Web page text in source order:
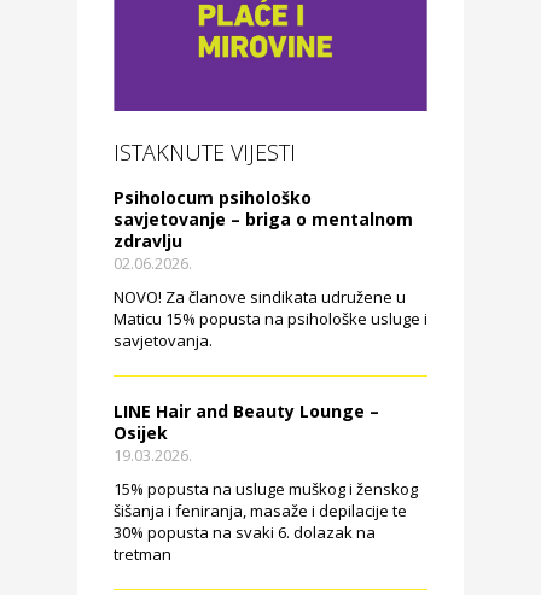
ISTAKNUTE VIJESTI
Psiholocum psihološko
savjetovanje – briga o mentalnom
zdravlju
02.06.2026.
NOVO! Za članove sindikata udružene u
Maticu 15% popusta na psihološke usluge i
savjetovanja.
LINE Hair and Beauty Lounge –
Osijek
19.03.2026.
15% popusta na usluge muškog i ženskog
šišanja i feniranja, masaže i depilacije te
30% popusta na svaki 6. dolazak na
tretman